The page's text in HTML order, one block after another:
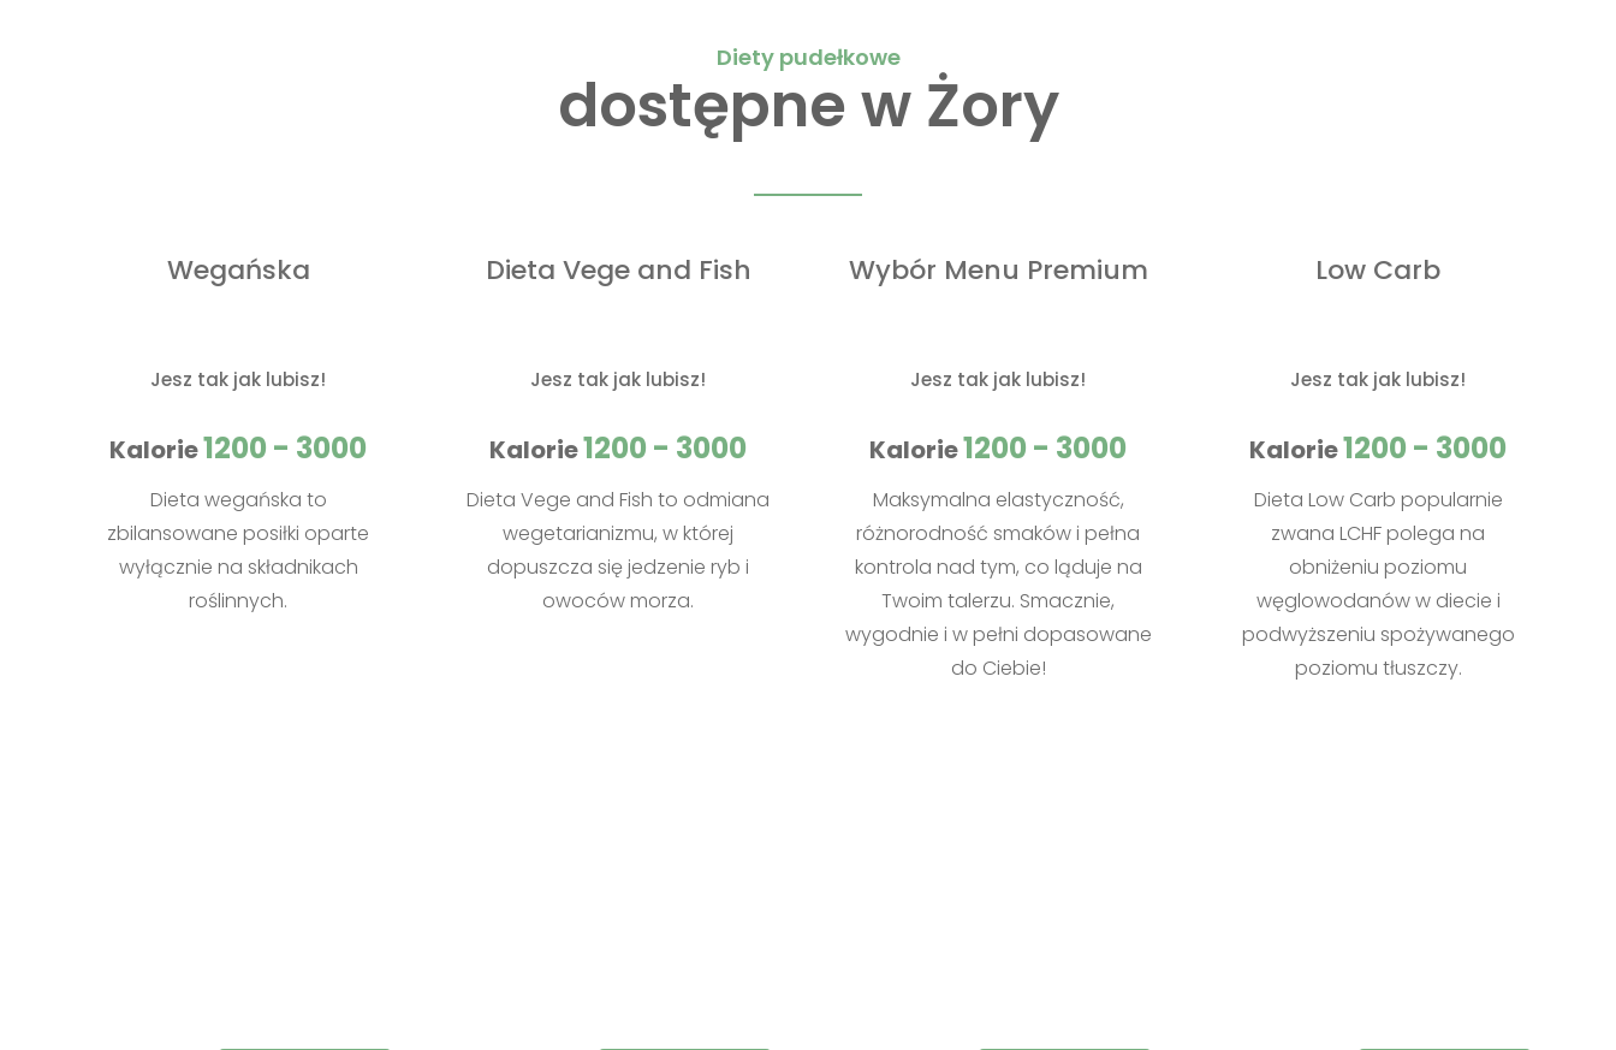
Diety pudełkowe
dostępne w Żory
Wegańska
Jesz tak jak lubisz!
Kalorie1200 - 3000
Dieta wegańska to
zbilansowane posiłki oparte
wyłącznie na składnikach
roślinnych.
Dieta Vege and Fish
Jesz tak jak lubisz!
Kalorie1200 - 3000
Dieta Vege and Fish to odmiana
wegetarianizmu, w której
dopuszcza się jedzenie ryb i
owoców morza.
Wybór Menu Premium
Jesz tak jak lubisz!
Kalorie1200 - 3000
Maksymalna elastyczność,
różnorodność smaków i pełna
kontrola nad tym, co ląduje na
Twoim talerzu. Smacznie,
wygodnie i w pełni dopasowane
do Ciebie!
Low Carb
Jesz tak jak lubisz!
Kalorie1200 - 3000
Dieta Low Carb popularnie
zwana LCHF polega na
obniżeniu poziomu
węglowodanów w diecie i
podwyższeniu spożywanego
poziomu tłuszczy.